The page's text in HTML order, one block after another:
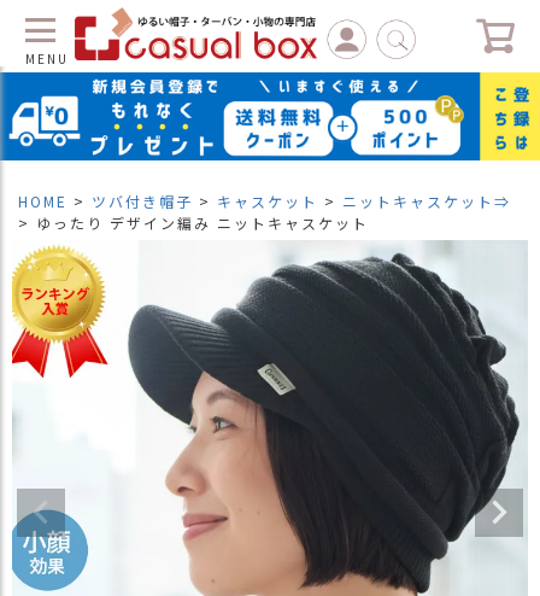
MENU
マ
イ
ペ
ー
ジ
新
員
録
）
HOME ツバ付き帽子 キャスケット
ニットキャスケット⇒
ゆったり デザイン編み ニットキャスケット